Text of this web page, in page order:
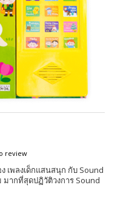
review
เพลงเด็กแสนสนุก กับ Sound
มากที่สุดปฏิวัติวงการ Sound